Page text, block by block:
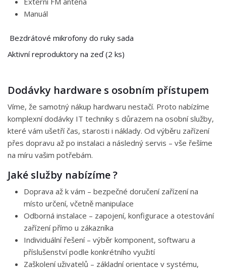
Manuál
Bezdrátové mikrofony do ruky sada
Aktivní reproduktory na zeď (2 ks)
Dodávky hardware s osobním přístupem
Víme, že samotný nákup hardwaru nestačí. Proto nabízíme
komplexní dodávky IT techniky s důrazem na osobní služby,
které vám ušetří čas, starosti i náklady. Od výběru zařízení
přes dopravu až po instalaci a následný servis – vše řešíme
na míru vašim potřebám.
Jaké služby nabízíme ?
Doprava až k vám – bezpečné doručení zařízení na
místo určení, včetně manipulace
Odborná instalace – zapojení, konfigurace a otestování
zařízení přímo u zákazníka
Individuální řešení – výběr komponent, softwaru a
příslušenství podle konkrétního využití
Zaškolení uživatelů – základní orientace v systému,